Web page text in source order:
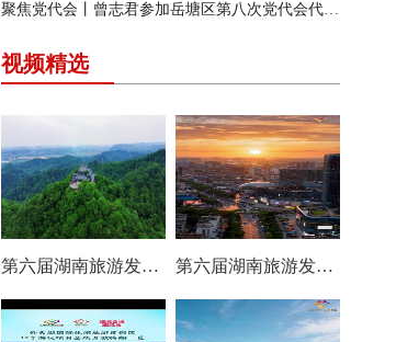
聚焦党代会丨曾志君参加岳塘区第八次党代会代表团分团讨论
视频精选
第六届湖南旅游发展大会丨岳塘区：一村一景 一步一趣 第六届湖南旅游发展大会丨阿莲潭宝带你云游岳塘（二）